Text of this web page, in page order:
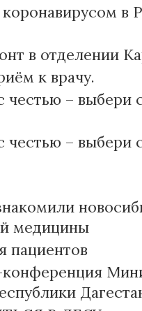
в
в отделении
к врачу.
честью – выбери
честью – выбери
медицины
пациентов